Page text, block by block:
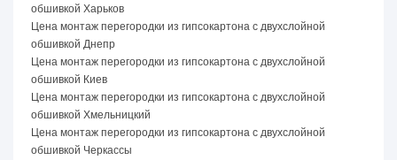
обшивкой Харьков
Цена монтаж перегородки из гипсокартона с двухслойной
обшивкой Днепр
Цена монтаж перегородки из гипсокартона с двухслойной
обшивкой Киев
Цена монтаж перегородки из гипсокартона с двухслойной
обшивкой Хмельницкий
Цена монтаж перегородки из гипсокартона с двухслойной
обшивкой Черкассы